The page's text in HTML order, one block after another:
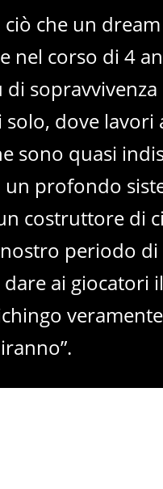
che un
nel corso di 4
sopravvivenza
dove lavori
sono quasi
profondo
costruttore di
periodo di
ai giocatori
veramente